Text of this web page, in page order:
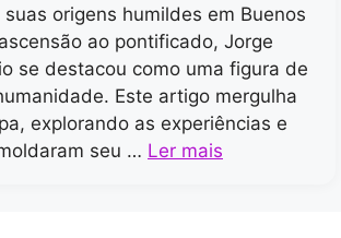
origens humildes em Buenos
ao pontificado, Jorge
se destacou como uma figura de
Este artigo mergulha
explorando as experiências e
seu … Ler mais